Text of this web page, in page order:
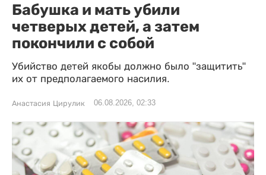
Бабушка и мать убили
четверых детей, а затем
покончили с собой
Убийство детей якобы должно было "защитить"
их от предполагаемого насилия.
Анастасия Цирулик 06.08.2026, 02:33